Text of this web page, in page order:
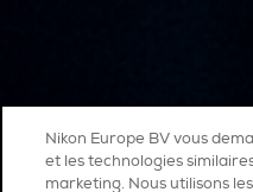
Nikon Europe BV vous
et les technologies
marketing. Nous utilisons